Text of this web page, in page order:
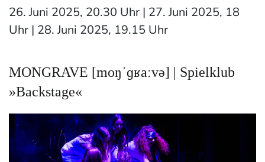
26. Juni 2025, 20.30 Uhr | 27. Juni 2025, 18
Uhr | 28. Juni 2025, 19.15 Uhr
MONGRAVE [moŋˈɡʁaːvə] | Spielklub
»Backstage«